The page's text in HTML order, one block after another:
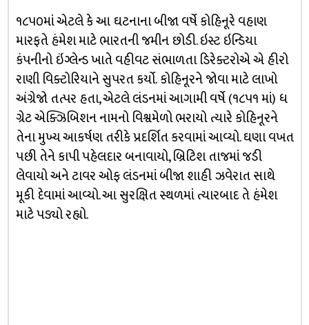
૧૮૫૦માં એટલે કે આ ઘટનાના બીજા વર્ષે કોહિનૂરે વહાણ
મારફતે હંમેશ માટે ભારતની જમીન છોડી. ઇસ્ટ ઇન્ડિયા
કંપનીનો ઇંગ્લેન્ડ ખાતે વહીવટ સંભાળતા ડિરેક્ટરોએ એ હીરો
રાણી વિક્ટોરિયાને સુપરત કર્યો. કોહિનૂરને જોવા માટે લાખો
અંગ્રેજો તત્પર હતા, એટલે લંડનમાં આગામી વર્ષે (૧૮૫૧ માં) ધ
ગ્રેટ એક્ઝિબિશન નામનો વિશ્વમેળો ભરાયો ત્યારે કોહિનૂરને
તેના મુખ્ય આકર્ષણ તરીકે પ્રદર્શિત કરવામાં આવ્યો. ઘણા વખત
પછી તેને કાપી પહેલદાર બનાવાયો, બ્રિટિશ તાજમાં જડી
લેવાયો અને ટાવર ઓફ લંડનમાં બીજા શાહી ઝવેરાત સાથે
મૂકી દેવામાં આવ્યો. આ સુરક્ષિત સ્થળમાં ત્યારબાદ તે હંમેશ
માટે પડ્યો રહ્યો.